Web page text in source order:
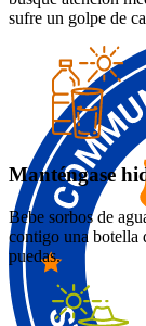
sufre un golpe de
Manténgase
Bebe sorbos de
contigo una botella
puedas.